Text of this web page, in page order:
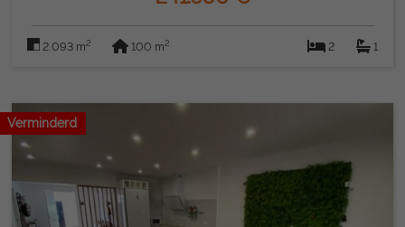
2.093 m2 100 m2 2 1
Verminderd